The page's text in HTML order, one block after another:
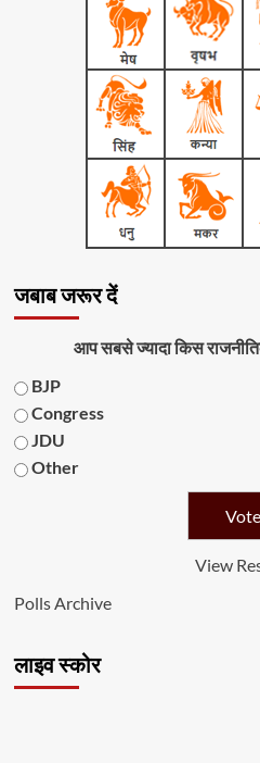
जबाब जरूर दें
आप सबसे ज्यादा किस
BJP
Congress
JDU
Other
View
Polls Archive
लाइव स्कोर